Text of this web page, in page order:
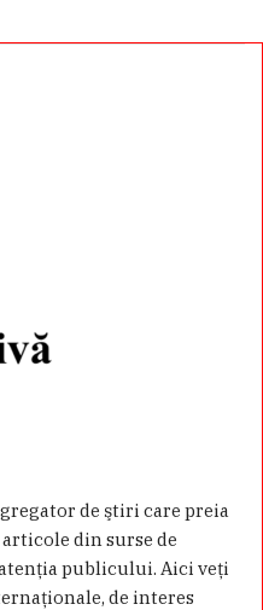
de ştiri care preia
din surse de
publicului. Aici veţi
de interes